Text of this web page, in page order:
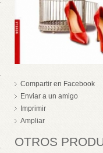
Compartir en Facebook
Enviar a un amigo
Imprimir
Ampliar
OTROS